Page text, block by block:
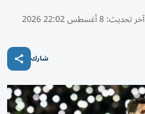
آخر تحديث:8 أغسطس 22:02 2026
شارك